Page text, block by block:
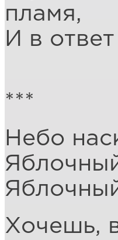
пламя,
И в
***
Небо
Хочешь,